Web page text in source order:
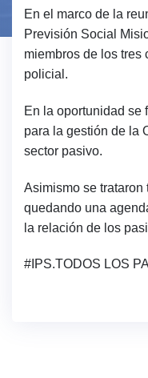
En el marco de la
Previsión Social
miembros de los tres
policial.
En la oportunidad se
para la gestión de la
sector pasivo.
Asimismo se trataron
quedando una
la relación de los
#IPS.TODOS LOS